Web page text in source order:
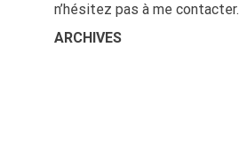
n’hésitez pas à me contacter.
ARCHIVES